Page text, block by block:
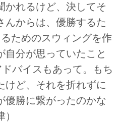
かれるけど、決してそ
んからは、優勝するた
ためのスウィングを作
自分が思っていたこと
バイスもあって。もち
けど、それを折れずに
優勝に繋がったのかな